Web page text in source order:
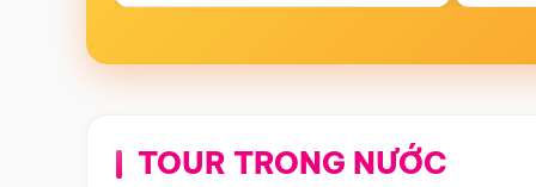
TOUR TRONG NƯỚC
Điểm nổi bật